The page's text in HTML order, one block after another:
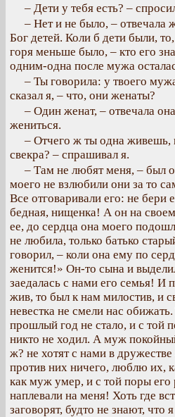
– Дети у тебя есть? –
– Нет и не было, –
Бог детей. Коли б дети были,
горя меньше было, – кто его
одним-одна после мужа
– Ты говорила: у твоего
сказал я, – что, они женаты?
– Один женат, – отвечала
жениться.
– Отчего ж ты одна живешь,
свекра? – спрашивал я.
– Там не любят меня, – был
моего не взлюбили они за то
Все отговаривали его: не бери
бедная, нищенка! А он на
ее, до сердца она моего
не любила, только батько
говорил, – коли она ему по
женится!» Он-то сына и
заедалась с нами его семья! И
жив, то был к нам милостив, и
невестка не смели нас
прошлый год не стало, и с той
никто не ходил. А муж
ж? не хотят с нами в
против них ничего, люблю их,
как муж умер, и с той поры его
наплевали на меня! Хоть где
заговорят, будто не знают, что